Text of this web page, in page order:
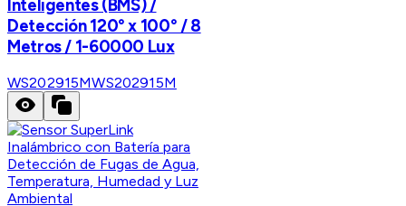
Inteligentes (BMS) /
Detección 120° x 100° / 8
Metros / 1-60000 Lux
WS202915MWS202915M